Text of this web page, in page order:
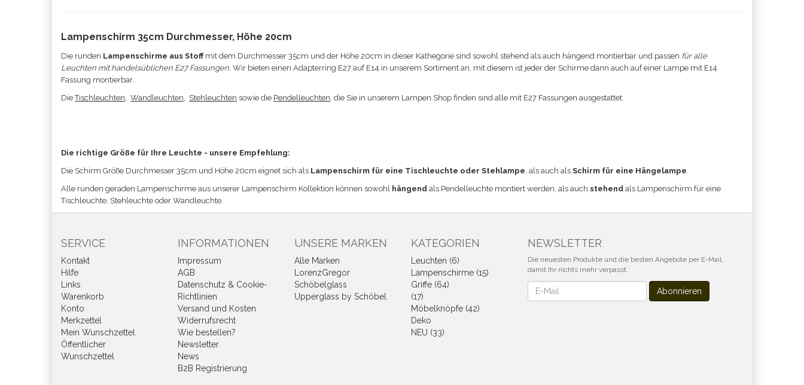
Lampenschirm 35cm Durchmesser, Höhe 20cm
Die runden Lampenschirme aus Stoffmit dem Durchmesser 35cm und der Höhe 20cm in dieser Kathegorie sind sowohl stehend als auch hängend montierbar und passen für alle
Leuchten mit handelsüblichen E27 Fassungen. Wir bieten einen Adapterring E27 auf E14 in unserem Sortiment an, mit diesem ist jeder der Schirme dann auch auf einer Lampe mit E14
Fassung montierbar.
DieTischleuchten, Wandleuchten, Stehleuchten sowie die Pendelleuchten, die Sie in unserem Lampen Shop finden sind alle mit E27 Fassungen ausgestattet.
Die richtige Größe für Ihre Leuchte - unsere Empfehlung:
Die Schirm Größe Durchmesser 35cm und Höhe 20cm eignet sich als Lampenschirm für eine Tischleuchte oder Stehlampe, als auch als Schirm für eine Hängelampe.
Alle runden geraden Lampenschirme aus unserer Lampenschirm Kollektion können sowohl hängend als Pendelleuchte montiert werden, als auch stehend als Lampenschirm für eine
Tischleuchte, Stehleuchte oder Wandleuchte.
SERVICE
Kontakt
Hilfe
Links
Warenkorb
Konto
Merkzettel
Mein Wunschzettel
Öffentlicher
Wunschzettel
INFORMATIONEN
Impressum
AGB
Datenschutz & Cookie-
Richtlinien
Versand und Kosten
Widerrufsrecht
Wie bestellen?
Newsletter
News
B2B Registrierung
UNSERE MARKEN
Alle Marken
LorenzGregor
Schöbelglass
Upperglass by Schöbel
KATEGORIEN
Leuchten (6)
Lampenschirme (15)
Griffe (64)
(17)
Möbelknöpfe (42)
Deko
NEU (33)
NEWSLETTER
Die neuesten Produkte und die besten Angebote per E-Mail,
damit Ihr nichts mehr verpasst.
Newsletter Abonnieren